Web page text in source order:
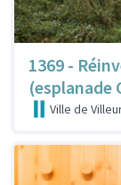
1369 -
(esplanade
Ville de